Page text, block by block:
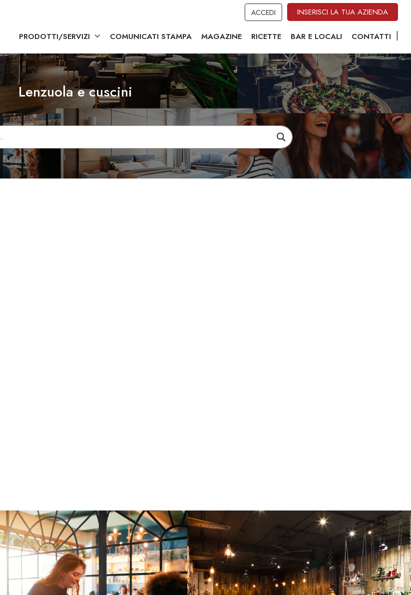
ACCEDI INSERISCI LA TUA AZIENDA
PRODOTTI/SERVIZI COMUNICATI STAMPA MAGAZINE RICETTE BAR E LOCALI CONTATTI
Lenzuola e cuscini